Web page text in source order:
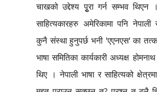
चाखको उद्देश्य पृुरा गर्न सम्भव
साहित्यकारहरु अमेरिकामा पनि नेपाली
कुनै संस्था हुनुपर्छ भनी 'एएनएस' का
भाषा समितिका कार्यकारी अध्यक्ष
थिए । नेपाली भाषा र साहित्यको